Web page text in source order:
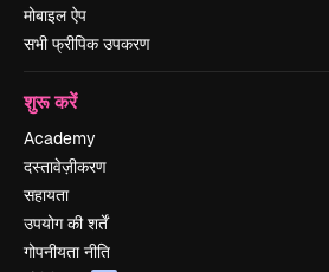
मोबाइल ऐप
सभी फ्रीपिक उपकरण
शुरू करें
Academy
दस्तावेज़ीकरण
सहायता
उपयोग की शर्तें
गोपनीयता नीति